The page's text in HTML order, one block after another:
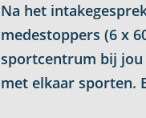
Na het
medestoppers (6 x
sportcentrum bij jou
met elkaar sporten.